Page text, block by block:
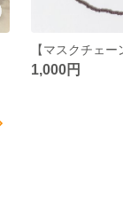
1,000円